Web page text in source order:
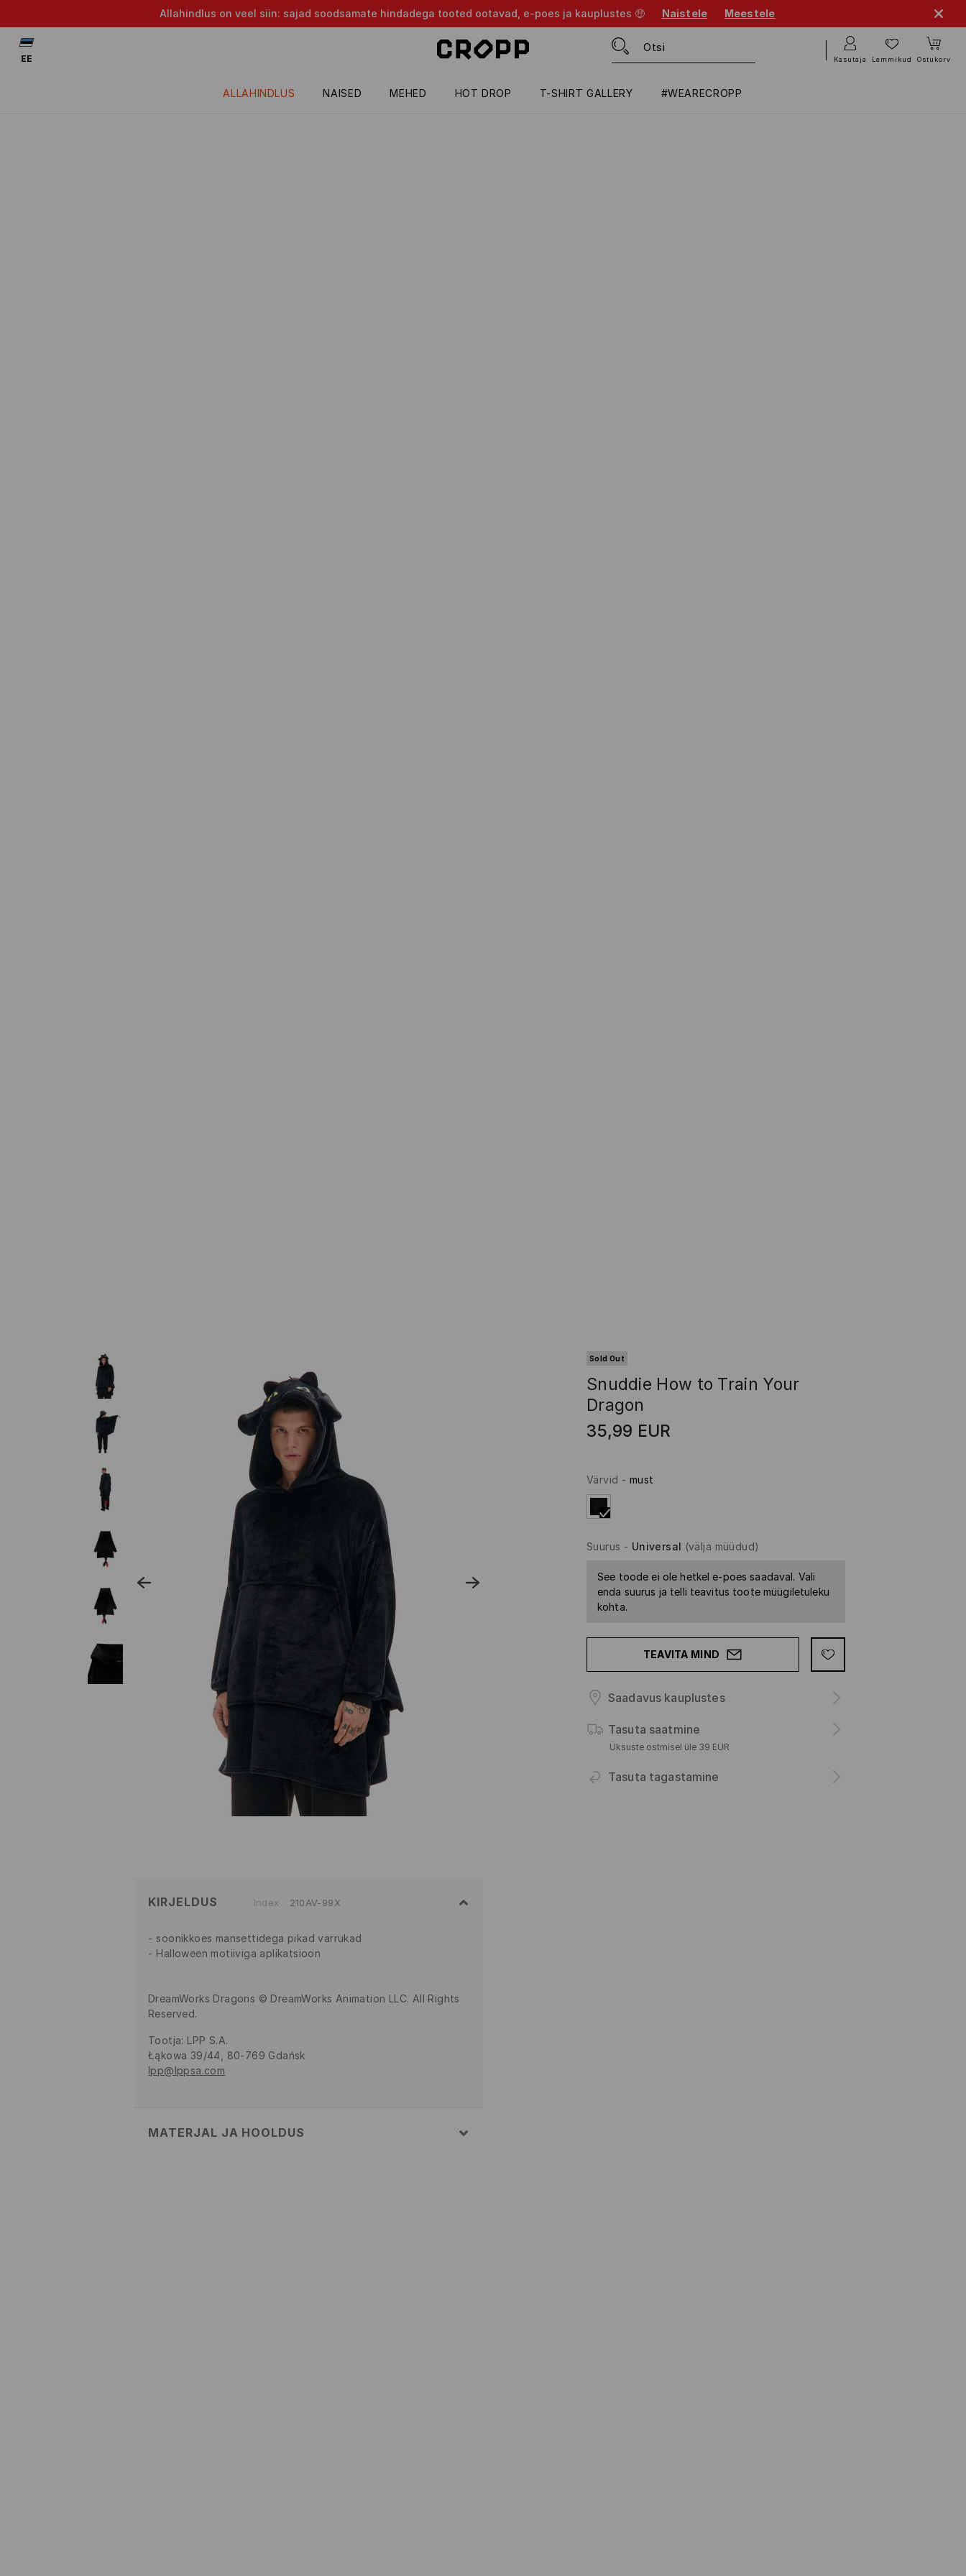
Allahindlus on veel siin: sajad soodsamate hindadega tooted ootavad, e-poes ja kauplustes 🤑 Naistele Meestele
ALLAHINDLUS NAISED MEHED HOT DROP T-SHIRT GALLERY #WEARECROPP
EE Kasutaja Lemmikud Ostukorv
Sold Out
Snuddie How to Train Your
Dragon
35,99 EUR
Värvid - must
Suurus - Universal (välja müüdud)
See toode ei ole hetkel e-poes saadaval. Vali
enda suurus ja telli teavitus toote müügiletuleku
kohta.
TEAVITA MIND
Saadavus kauplustes
Tasuta saatmine
Üksuste ostmisel üle 39 EUR
Tasuta tagastamine
KIRJELDUS Index 210AV-99X
soonikkoes mansettidega pikad varrukad
Halloween motiiviga aplikatsioon
DreamWorks Dragons © DreamWorks Animation LLC. All Rights
Reserved.
Tootja: LPP S.A.
Łąkowa 39/44, 80-769 Gdańsk
lpp@lppsa.com
MATERJAL JA HOOLDUS